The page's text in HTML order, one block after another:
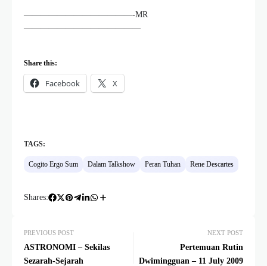
—————————————-MR
——————————————
Share this:
Facebook X
TAGS:
Cogito Ergo Sum Dalam Talkshow Peran Tuhan Rene Descartes
Shares:
PREVIOUS POST
ASTRONOMI – Sekilas
Sezarah-Sejarah
NEXT POST
Pertemuan Rutin
Dwimingguan – 11 July 2009